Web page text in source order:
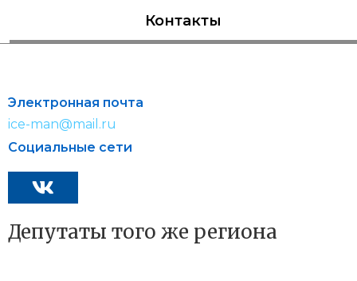
Контакты
Электронная почта
ice-man@mail.ru
Социальные сети
Депутаты того же региона